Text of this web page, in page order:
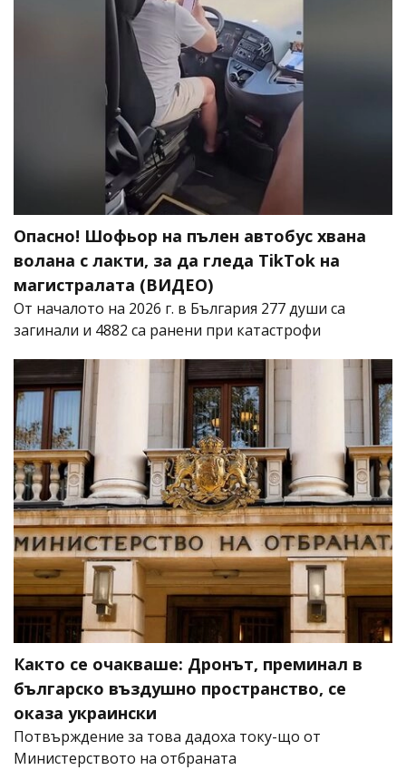
Опасно! Шофьор на пълен автобус хвана
волана с лакти, за да гледа TikTok на
магистралата (ВИДЕО)
От началото на 2026 г. в България 277 души са
загинали и 4882 са ранени при катастрофи
Както се очакваше: Дронът, преминал в
българско въздушно пространство, се
оказа украински
Потвърждение за това дадоха току-що от
Министерството на отбраната